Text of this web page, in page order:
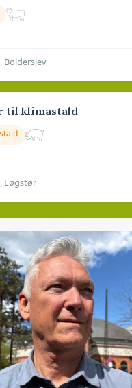
Bolderslev
til klimastald
Løgstør